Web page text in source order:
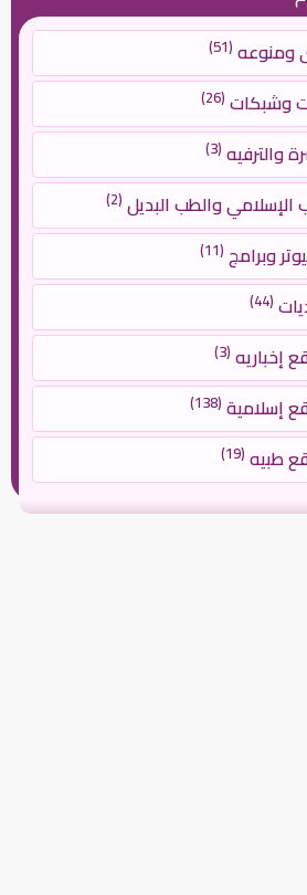
ومنوعه (51)
وشبكات (26)
والترفيه (3)
الإسلامي والطب البديل (2)
وبرامج (11)
(44)
إخباريه (3)
إسلامية (138)
طبيه (19)